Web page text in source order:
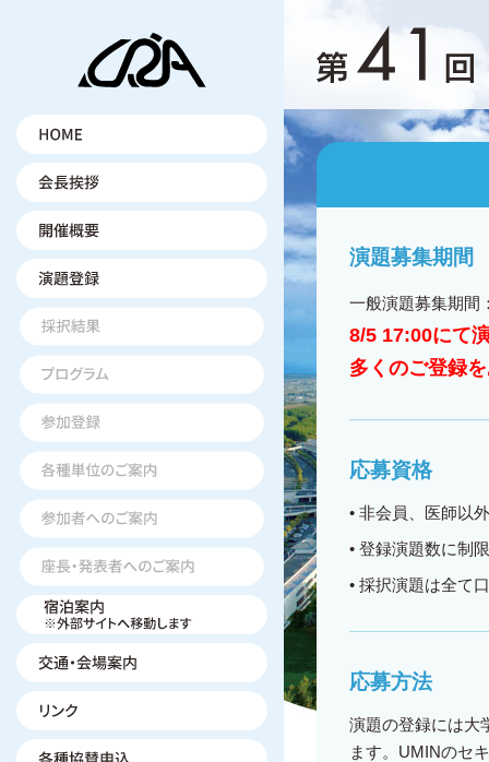
演題募集期間
一般演題募集期間
8/5 17:00にて
多くのご登録
応募資格
• 非会員、医師以
• 登録演題数に制
• 採択演題は全て
応募方法
演題の登録には大
ます。UMINのセ